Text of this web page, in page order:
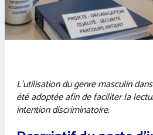
L’utilisation du genre masculin
été adoptée afin de faciliter la
intention discriminatoire.